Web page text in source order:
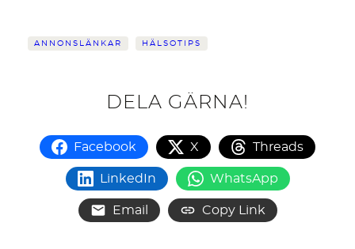
ANNONSLÄNKAR HÄLSOTIPS
DELA GÄRNA!
Facebook X Threads
LinkedIn WhatsApp
Email Copy Link